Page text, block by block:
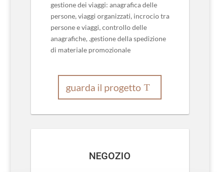
gestione dei viaggi: anagrafica delle
persone, viaggi organizzati, incrocio tra
persone e viaggi, controllo delle
anagrafiche, .gestione della spedizione
di materiale promozionale
guarda il progetto
NEGOZIO